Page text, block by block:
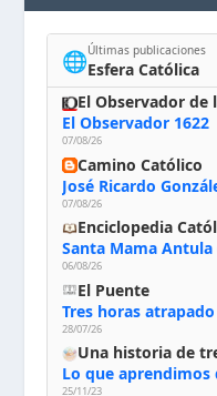
🌐Últimas publicaciones
Esfera Católica
El Observador de
El Observador 1622
07/08/26
Camino Católico
07/08/26
Enciclopedia
06/08/26
El Puente
Tres horas
28/07/26
Una historia de
Lo que
25/11/23